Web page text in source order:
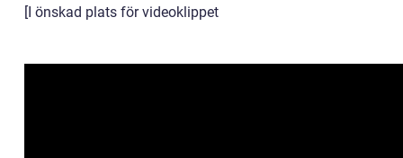
[I önskad plats för videoklippet